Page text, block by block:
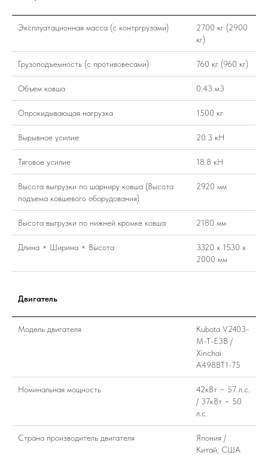
Эксплуатационная масса (с контргрузами)
2700 кг (2900
кг)
Грузоподъемность (с противовесами) 760 кг (960 кг)
Объем ковша 0.43 м3
Опрокидывающая нагрузка 1500 кг
Вырывное усилие 20.3 кН
Тяговое усилие 18.8 кН
Высота выгрузки по шарниру ковша (Высота
подъема ковшевого оборудования)
2920 мм
Высота выгрузки по нижней кромке ковша 2180 мм
Длина × Ширина × Высота
3320 х 1530 х
2000 мм
Двигатель
Модель двигателя
Kubota V2403-
M-T-E3B /
Xinchai
A498BT1-75
Номинальная мощность
42кВт ~ 57 л.с.
/ 37кВт ~ 50
л.с.
Страна производитель двигателя
Япония /
Китай, США